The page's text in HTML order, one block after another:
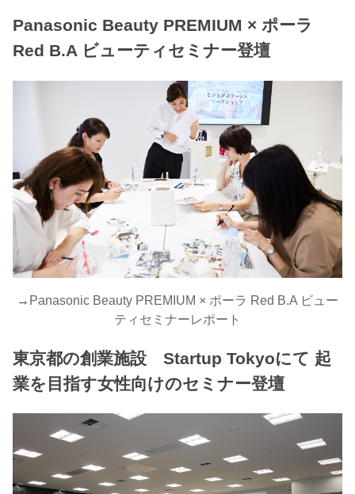
Panasonic Beauty PREMIUM × ポーラ
Red B.A ビューティセミナー登壇
→ Panasonic Beauty PREMIUM × ポーラ Red B.A ビュー
ティセミナーレポート
東京都の創業施設 Startup Tokyoにて 起
業を目指す女性向けのセミナー登壇